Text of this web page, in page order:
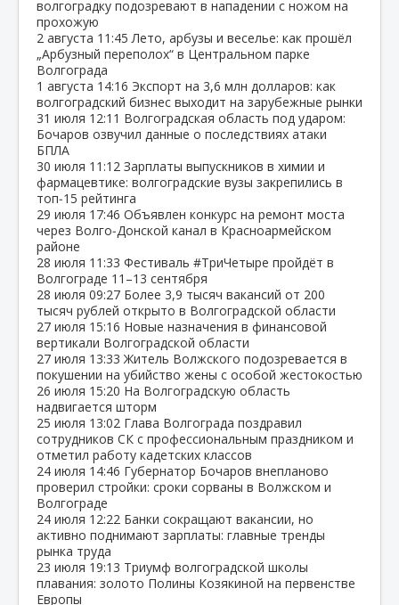
волгоградку подозревают в нападении с ножом на
прохожую
2 августа 11:45 Лето, арбузы и веселье: как прошёл
„Арбузный переполох“ в Центральном парке
Волгограда
1 августа 14:16 Экспорт на 3,6 млн долларов: как
волгоградский бизнес выходит на зарубежные рынки
31 июля 12:11 Волгоградская область под ударом:
Бочаров озвучил данные о последствиях атаки
БПЛА
30 июля 11:12 Зарплаты выпускников в химии и
фармацевтике: волгоградские вузы закрепились в
топ‑15 рейтинга
29 июля 17:46 Объявлен конкурс на ремонт моста
через Волго‑Донской канал в Красноармейском
районе
28 июля 11:33 Фестиваль #ТриЧетыре пройдёт в
Волгограде 11–13 сентября
28 июля 09:27 Более 3,9 тысяч вакансий от 200
тысяч рублей открыто в Волгоградской области
27 июля 15:16 Новые назначения в финансовой
вертикали Волгоградской области
27 июля 13:33 Житель Волжского подозревается в
покушении на убийство жены с особой жестокостью
26 июля 15:20 На Волгоградскую область
надвигается шторм
25 июля 13:02 Глава Волгограда поздравил
сотрудников СК с профессиональным праздником и
отметил работу кадетских классов
24 июля 14:46 Губернатор Бочаров внепланово
проверил стройки: сроки сорваны в Волжском и
Волгограде
24 июля 12:22 Банки сокращают вакансии, но
активно поднимают зарплаты: главные тренды
рынка труда
23 июля 19:13 Триумф волгоградской школы
плавания: золото Полины Козякиной на первенстве
Европы